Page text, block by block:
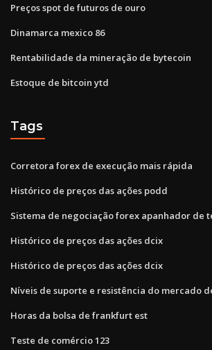
Preços spot de futuros de ouro
Dinamarca mexico 86
Rentabilidade da mineração de bytecoin
Estoque de bitcoin ytd
Tags
Corretora forex de execução mais rápida
Histórico de preços das ações podd
Sistema de negociação forex apanhador de
Histórico de preços das ações dcix
Histórico de preços das ações dcix
Níveis de suporte e resistência do mercado
Horas da bolsa de frankfurt est
Teste de comércio 123